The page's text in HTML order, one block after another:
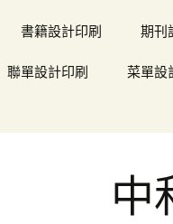
書籍設計印刷 期刊
聯單設計印刷 菜單設
中